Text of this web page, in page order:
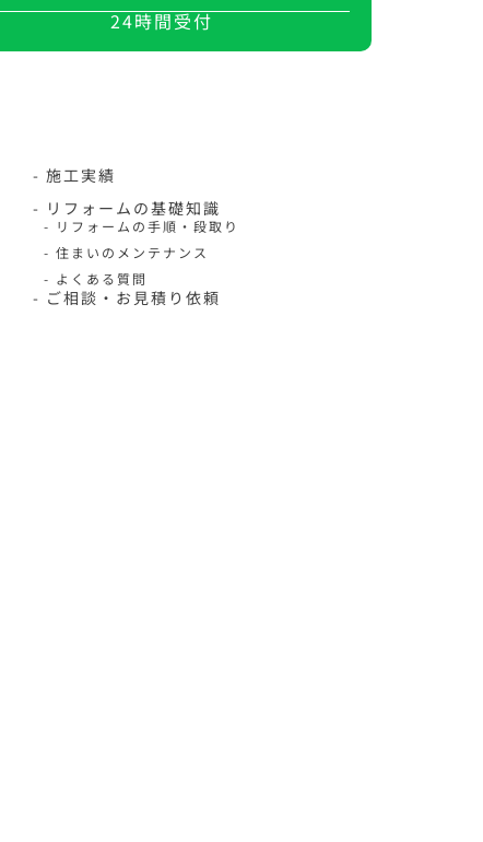
24時間受付
- 施工実績
- リフォームの基礎知識
- リフォームの手順・段取り
- 住まいのメンテナンス
- よくある質問
- ご相談・お見積り依頼